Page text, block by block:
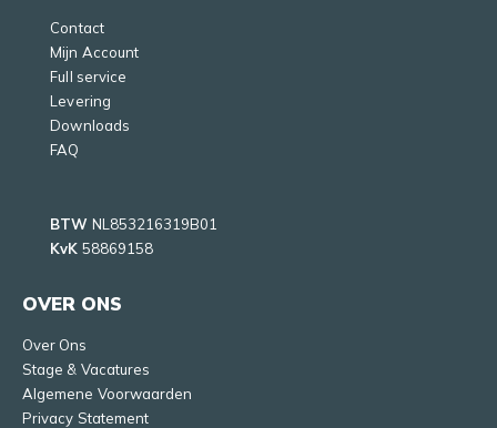
Contact
Mijn Account
Full service
Levering
Downloads
FAQ
BTW NL853216319B01
KvK 58869158
OVER ONS
Over Ons
Stage & Vacatures
Algemene Voorwaarden
Privacy Statement